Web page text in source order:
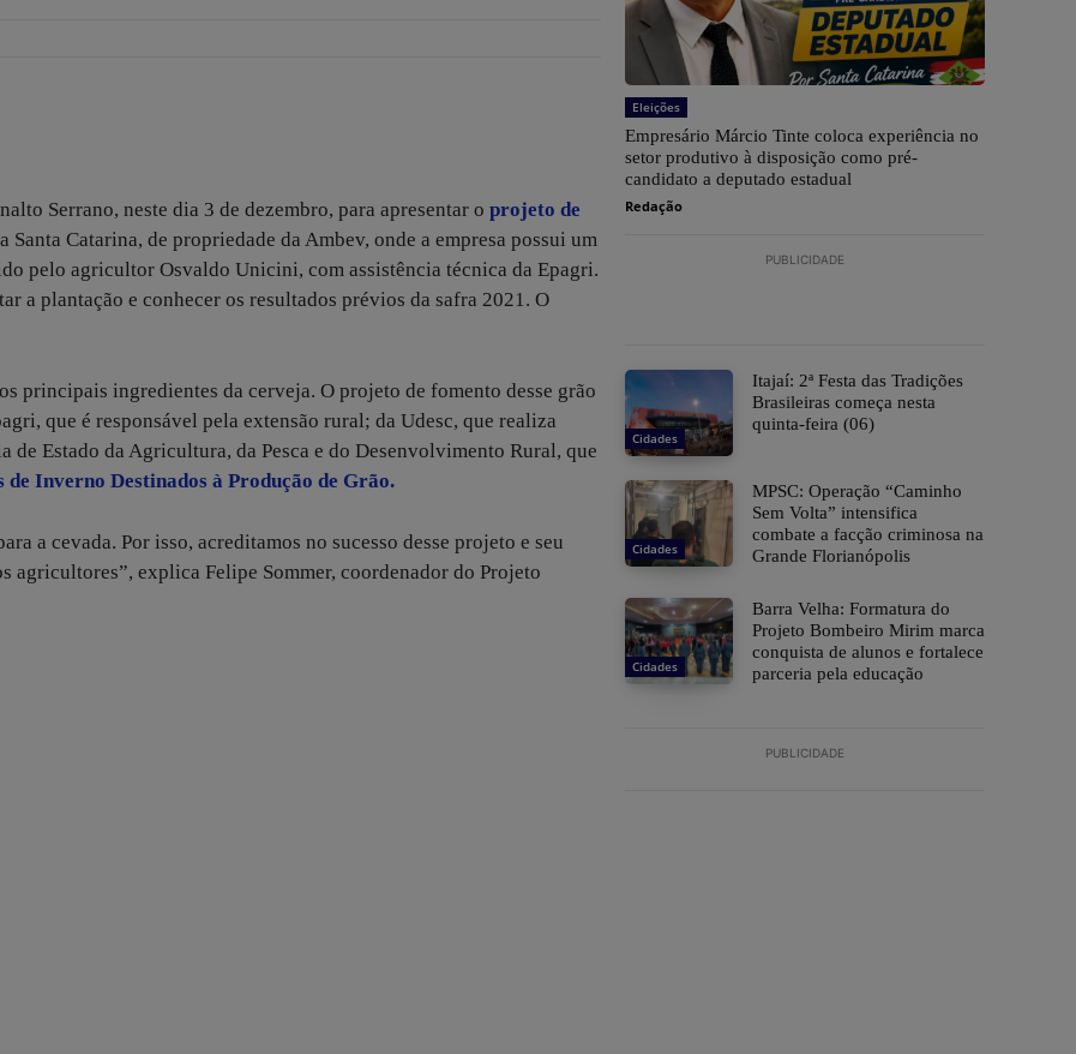
Serrano, neste dia 3 de dezembro, para apresentar o projeto de
Santa Catarina, de propriedade da Ambev, onde a empresa possui um
pelo agricultor Osvaldo Unicini, com assistência técnica da Epagri.
a plantação e conhecer os resultados prévios da safra 2021. O
principais ingredientes da cerveja. O projeto de fomento desse grão
que é responsável pela extensão rural; da Udesc, que realiza
de Estado da Agricultura, da Pesca e do Desenvolvimento Rural, que
Inverno Destinados à Produção de Grão.
a cevada. Por isso, acreditamos no sucesso desse projeto e seu
agricultores”, explica Felipe Sommer, coordenador do Projeto
Eleições
Empresário Márcio Tinte coloca experiência no
setor produtivo à disposição como pré-
candidato a deputado estadual
Redação
PUBLICIDADE
Cidades
​Itajaí: 2ª Festa das Tradições
Brasileiras começa nesta
quinta-feira (06)
Cidades
MPSC: Operação “Caminho
Sem Volta” intensifica
combate a facção criminosa na
Grande Florianópolis
Cidades
Barra Velha: Formatura do
Projeto Bombeiro Mirim marca
conquista de alunos e fortalece
parceria pela educação
PUBLICIDADE